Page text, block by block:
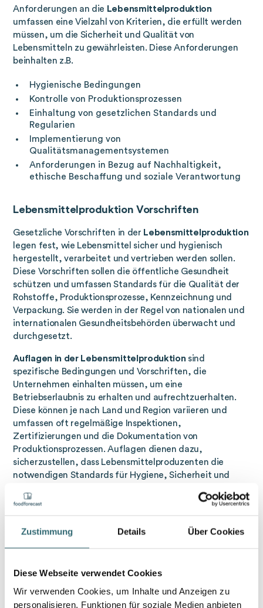
Zustimmung Details Über Cookies
Diese Webseite verwendet Cookies
Wir verwenden Cookies, um Inhalte und Anzeigen zu
personalisieren, Funktionen für soziale Medien anbieten
Anforderungen an die Lebensmittelproduktion
umfassen eine Vielzahl von Kriterien, die erfüllt werden
müssen, um die Sicherheit und Qualität von
Lebensmitteln zu gewährleisten. Diese Anforderungen
beinhalten z.B.
Hygienische Bedingungen
Kontrolle von Produktionsprozessen
Einhaltung von gesetzlichen Standards und
Regularien
Implementierung von
Qualitätsmanagementsystemen
Anforderungen in Bezug auf Nachhaltigkeit,
ethische Beschaffung und soziale Verantwortung
Lebensmittelproduktion Vorschriften
Gesetzliche Vorschriften in der Lebensmittelproduktion
legen fest, wie Lebensmittel sicher und hygienisch
hergestellt, verarbeitet und vertrieben werden sollen.
Diese Vorschriften sollen die öffentliche Gesundheit
schützen und umfassen Standards für die Qualität der
Rohstoffe, Produktionsprozesse, Kennzeichnung und
Verpackung. Sie werden in der Regel von nationalen und
internationalen Gesundheitsbehörden überwacht und
durchgesetzt.
Auflagen in der Lebensmittelproduktion sind
spezifische Bedingungen und Vorschriften, die
Unternehmen einhalten müssen, um eine
Betriebserlaubnis zu erhalten und aufrechtzuerhalten.
Diese können je nach Land und Region variieren und
umfassen oft regelmäßige Inspektionen,
Zertifizierungen und die Dokumentation von
Produktionsprozessen. Auflagen dienen dazu,
sicherzustellen, dass Lebensmittelproduzenten die
notwendigen Standards für Hygiene, Sicherheit und
Lebensmittelproduktion
Richtlinien und Standards, die sicherstellen sollen, dass
Verunreinigungen sind. Diese Vorschriften decken alle